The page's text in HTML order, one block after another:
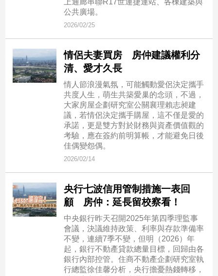
／
文
創
遊
戲
運
動
上通廊串聯R17世運捷運站、各棟建築與
公共廣場。
2026/02/25
情侶夫妻買房 房仲建議權利分
清、愛才久長
情人節浪漫氣氛，可能觸動愛侶決定攜手
共度人生，萌生共築愛巢的念頭，不過，
大家房屋企劃研究室公關襄理賴志昶建
議，若情侶決定攜手購屋，這不僅是愛的
承諾，更是雙方對於財務與資產價值觀的
考驗，應在簽約前明算帳，才能避免日後
佳偶變怨偶。
2026/02/14
央行七波信用管制措施一表回
顧 房仲：延長留校察看！
中央銀行昨天召開2025年第四季理監事
會議，決議維持政策、利率與存款準備率
不變，連續7季不變，但明（2026）年
起，銀行不動產貸款總量目標，回歸由各
銀行內部控管。住商不動產企劃研究室執
行總監徐佳馨分析，央行擔憂熱錢轉移，